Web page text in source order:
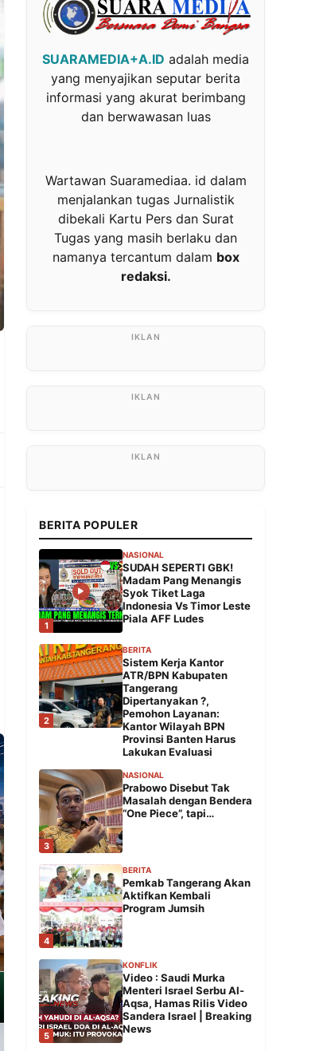
SUARAMEDIA+A.ID adalah media
yang menyajikan seputar berita
informasi yang akurat berimbang
dan berwawasan luas
Wartawan Suaramediaa. id dalam
menjalankan tugas Jurnalistik
dibekali Kartu Pers dan Surat
Tugas yang masih berlaku dan
namanya tercantum dalam box
redaksi.
BERITA POPULER
1
NASIONAL
SUDAH SEPERTI GBK!
Madam Pang Menangis
Syok Tiket Laga
Indonesia Vs Timor Leste
Piala AFF Ludes
2
BERITA
Sistem Kerja Kantor
ATR/BPN Kabupaten
Tangerang
Dipertanyakan ?,
Pemohon Layanan:
Kantor Wilayah BPN
Provinsi Banten Harus
Lakukan Evaluasi
3
NASIONAL
Prabowo Disebut Tak
Masalah dengan Bendera
“One Piece”, tapi…
4
BERITA
Pemkab Tangerang Akan
Aktifkan Kembali
Program Jumsih
5
KONFLIK
Video : Saudi Murka
Menteri Israel Serbu Al-
Aqsa, Hamas Rilis Video
Sandera Israel | Breaking
News